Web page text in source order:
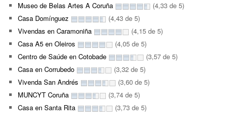
Museo de Belas Artes A Coruña
(4,33 de 5)
Casa Domínguez
(4,43 de 5)
Vivendas en Caramoniña
(4,15 de 5)
Casa A5 en Oleiros
(4,05 de 5)
Centro de Saúde en Cotobade
(3,57 de 5)
Casa en Corrubedo
(3,32 de 5)
Vivenda San Andrés
(3,60 de 5)
MUNCYT Coruña
(3,74 de 5)
Casa en Santa Rita
(3,73 de 5)